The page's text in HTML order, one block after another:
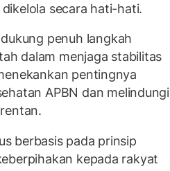
secara hati-hati.
penuh langkah
dalam menjaga stabilitas
pentingnya
APBN dan melindungi
berbasis pada prinsip
kepada rakyat